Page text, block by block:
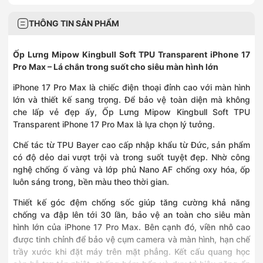
0889968436
243 Bạch Đằng, Phường Gia Định, Hồ Chí Minh
0787395397
0933512255
72A Nguyễn An Ninh, Phường Dĩ An, Hồ Chí Minh
0909222156
Số 489B Đỗ Xuân Hợp, Phường Phước Long, Hồ Chí Minh
1456 Trần Hưng Đạo, Phường Long Xuyên, An Giang
0902050148
148 Nguyễn Trung Trực, Phường Rạch Giá, An Giang
0796363366
Số 155, Khu 1, Phường Quế Võ, Bắc Ninh
0763928899
04 Trần Hưng Đạo, Phường Tân Thành, Cà Mau
0828522255
231A đường 3/2, Phường Tân An, Cần Thơ
0775458585
THÔNG TIN SẢN PHẨM
Ốp Lưng Mipow Kingbull Soft TPU Transparent iPhone 17
Pro Max – Lá chắn trong suốt cho siêu màn hình lớn
iPhone 17 Pro Max là chiếc điện thoại đỉnh cao với màn hình
lớn và thiết kế sang trọng. Để bảo vệ toàn diện mà không
che lấp vẻ đẹp ấy, Ốp Lưng Mipow Kingbull Soft TPU
Transparent iPhone 17 Pro Max là lựa chọn lý tưởng.
Chế tác từ TPU Bayer cao cấp nhập khẩu từ Đức, sản phẩm
có độ dẻo dai vượt trội và trong suốt tuyệt đẹp. Nhờ công
nghệ chống ố vàng và lớp phủ Nano AF chống oxy hóa, ốp
luôn sáng trong, bền màu theo thời gian.
Thiết kế góc đệm chống sốc giúp tăng cường khả năng
chống va đập lên tới 30 lần, bảo vệ an toàn cho siêu màn
hình lớn của iPhone 17 Pro Max. Bên cạnh đó, viền nhô cao
được tinh chỉnh để bảo vệ cụm camera và màn hình, hạn chế
trầy xước khi đặt máy trên mặt phẳng. Kết cấu quang học